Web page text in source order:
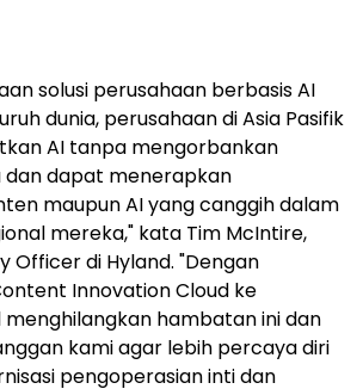
solusi perusahaan berbasis AI
dunia, perusahaan di Asia Pasifik
AI tanpa mengorbankan
dapat menerapkan
maupun AI yang canggih dalam
mereka," kata Tim McIntire,
Officer di Hyland. "Dengan
Innovation Cloud ke
menghilangkan hambatan ini dan
kami agar lebih percaya diri
pengoperasian inti dan